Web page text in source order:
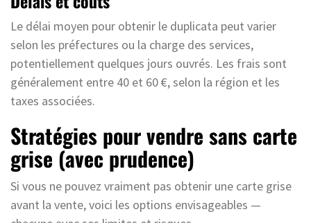
Le délai moyen pour obtenir le duplicata peut varier
selon les préfectures ou la charge des services,
potentiellement quelques jours ouvrés. Les frais sont
généralement entre 40 et 60 €, selon la région et les
taxes associées.
Stratégies pour vendre sans carte
grise (avec prudence)
Si vous ne pouvez vraiment pas obtenir une carte grise
avant la vente, voici les options envisageables —